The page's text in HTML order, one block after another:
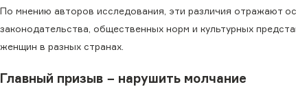
По мнению авторов исследования, эти различия отражают
законодательства, общественных норм и культурных
женщин в разных странах.
Главный призыв − нарушить молчание